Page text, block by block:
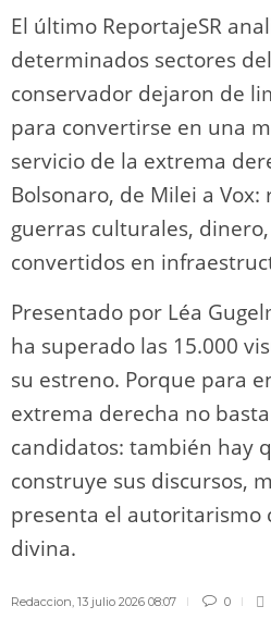
El último ReportajeSR
determinados sectores
conservador dejaron de
para convertirse en una
servicio de la extrema
Bolsonaro, de Milei a
guerras culturales,
convertidos en
Presentado por Léa
ha superado las 15.000
su estreno. Porque para
extrema derecha no
candidatos: también hay
construye sus discursos,
presenta el autoritarismo
divina.
Redaccion, 13 julio 2026 08:07 0